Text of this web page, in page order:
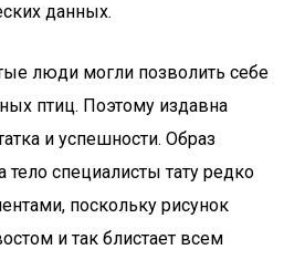
данных.
люди могли позволить себе
птиц. Поэтому издавна
и успешности. Образ
тело специалисты тату редко
поскольку рисунок
и так блистает всем